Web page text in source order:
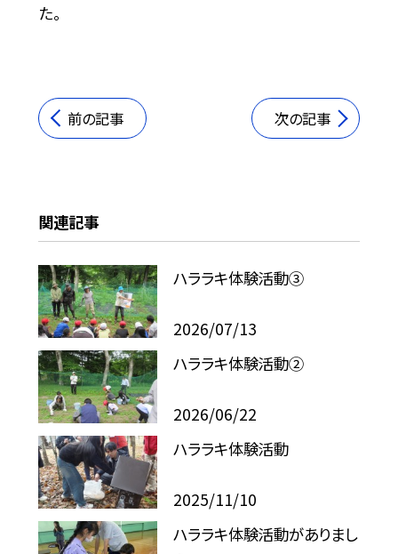
た。
前の記事 次の記事
関連記事
ハララキ体験活動③
2026/07/13
ハララキ体験活動②
2026/06/22
ハララキ体験活動
2025/11/10
ハララキ体験活動がありまし